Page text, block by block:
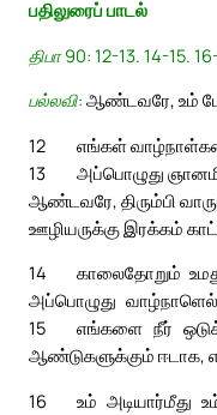
பதிலுரைப் பாடல்
திபா 90: 12-13. 14-15.
பல்லவி: ஆண்டவரே, உம்
12
எங்கள்
அப்பொழுது
13
ஆண்டவரே, திரும்பி
ஊழியருக்கு இரக்கம்
14
காலைதோறும்
அப்பொழுது
15
எங்களை நீர்
ஆண்டுகளுக்கும் ஈடாக,
16
உம் அடியார்மீது